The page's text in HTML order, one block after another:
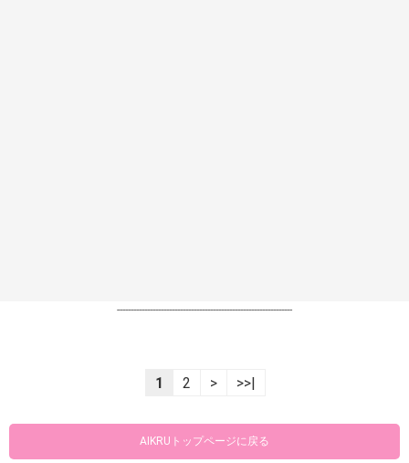
----------------------------------------------------------------
1 2 > >>|
AIKRUトップページに戻る